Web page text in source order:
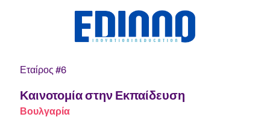
Εταίρος #6
Καινοτομία στην Εκπαίδευση
Βουλγαρία